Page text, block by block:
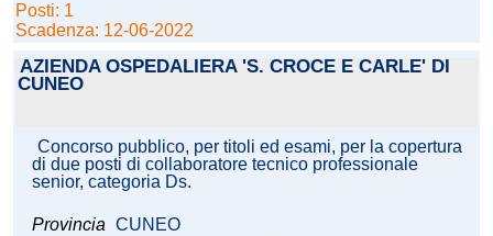
Posti: 1
Scadenza: 12-06-2022
AZIENDA OSPEDALIERA 'S. CROCE E CARLE' DI
CUNEO
Concorso pubblico, per titoli ed esami, per la copertura
di due posti di collaboratore tecnico professionale
senior, categoria Ds.
Provincia CUNEO